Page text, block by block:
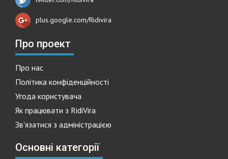
plus.google.com/Ridivira
Про проект
Про нас
Політика конфіденційності
Угода користувача
Як працювати з RidiVira
Зв'язатися з адміністрацією
Основні категорії